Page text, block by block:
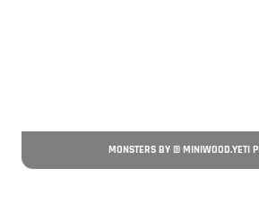
MONSTERS BY © MINIWOOD.YETI